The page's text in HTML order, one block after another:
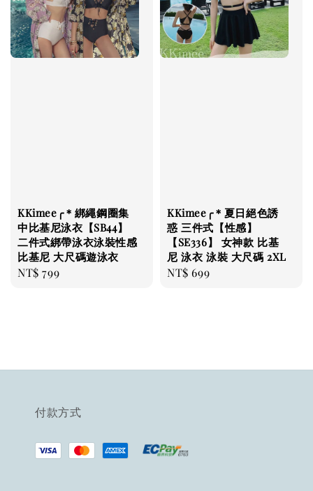
KKimee╭＊綁繩鋼圈集
中比基尼泳衣【SB44】
二件式綁帶泳衣泳裝性感
比基尼 大尺碼遊泳衣
Regular
NT$ 799
KKimee╭＊夏日絕色誘
惑 三件式【性感】
【SE336】 女神款 比基
尼 泳衣 泳裝 大尺碼 2XL
Regular
NT$ 699
付款方式